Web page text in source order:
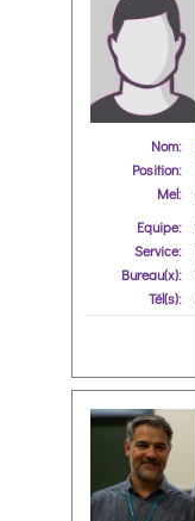
Nom:
Position:
Mel:
Equipe:
Service:
Bureau(x):
Tél(s):